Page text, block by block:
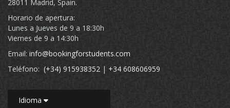
28011 Madrid, Spain.
Horario de apertura:
Lunes a Jueves de 9 a 18:30h
Viernes de 9 a 14:30h
Email: info@bookingforstudents.com
Teléfono: (+34) 915938352 | +34 608606959
Idioma